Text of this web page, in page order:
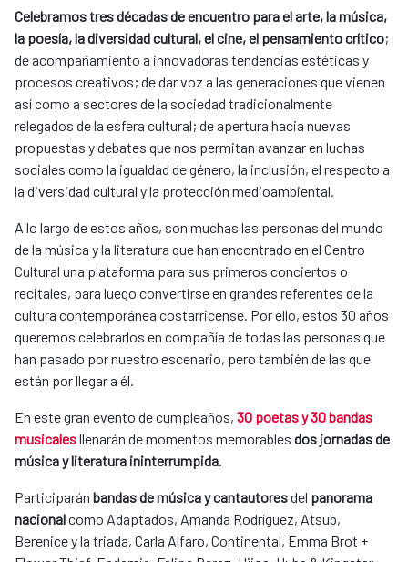
Celebramos tres décadas de encuentro para el arte, la música,
la poesía, la diversidad cultural, el cine, el pensamiento crítico;
de acompañamiento a innovadoras tendencias estéticas y
procesos creativos; de dar voz a las generaciones que vienen
así como a sectores de la sociedad tradicionalmente
relegados de la esfera cultural; de apertura hacia nuevas
propuestas y debates que nos permitan avanzar en luchas
sociales como la igualdad de género, la inclusión, el respecto a
la diversidad cultural y la protección medioambiental.
A lo largo de estos años, son muchas las personas del mundo
de la música y la literatura que han encontrado en el Centro
Cultural una plataforma para sus primeros conciertos o
recitales, para luego convertirse en grandes referentes de la
cultura contemporánea costarricense. Por ello, estos 30 años
queremos celebrarlos en compañía de todas las personas que
han pasado por nuestro escenario, pero también de las que
están por llegar a él.
En este gran evento de cumpleaños, 30 poetas y 30 bandas
musicalesllenarán de momentos memorables dos jornadas de
música y literatura ininterrumpida.
Participarán bandas de música y cantautoresdel panorama
nacionalcomo Adaptados, Amanda Rodríguez, Atsub,
Berenice y la triada, Carla Alfaro, Continental, Emma Brot +